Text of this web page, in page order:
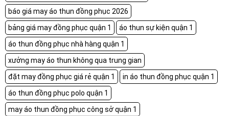
báo giá may áo thun đồng phục 2026
bảng giá may đồng phục quận 1
áo thun sự kiện quận 1
áo thun đồng phục nhà hàng quận 1
xưởng may áo thun không qua trung gian
đặt may đồng phục giá rẻ quận 1
in áo thun đồng phục quận 1
áo thun đồng phục polo quận 1
may áo thun đồng phục công sở quận 1